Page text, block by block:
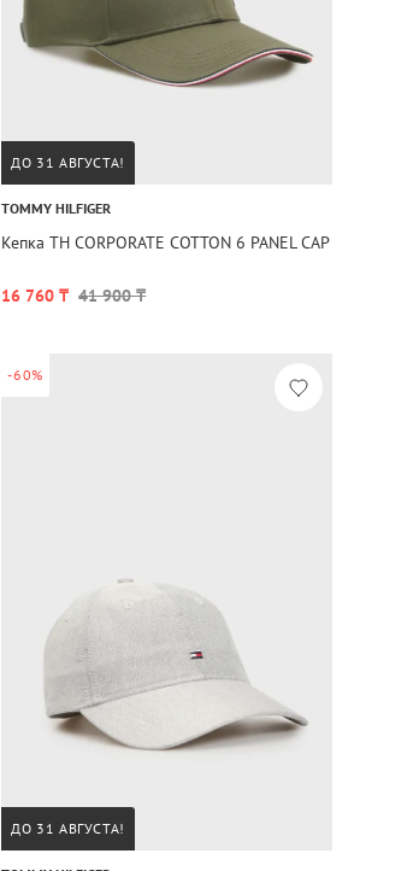
ДО 31 АВГУСТА!
TOMMY HILFIGER
Кепка TH CORPORATE COTTON 6 PANEL CAP
16 760 ₸ 41 900 ₸
-60%
ДО 31 АВГУСТА!